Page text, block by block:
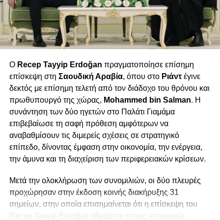
τεχνολογικές συνεργασίες υψηλού επιπέδου. Σε αυτό το
πλαίσιο αποκτούν ιδιαίτερη σημασία διαμορφώσεις όπως
το I2U2 (Ινδία–Ισραήλ–Ηνωμένες Πολιτείες–Ηνωμένα
Αραβικά Εμιράτα), που λειτουργούν ως πλατφόρμες
συντονισμού από την τεχνολογία μέχρι τις υποδομές. Η
γεωπολιτική της περιοχής δεν οργανώνεται πλέον
αποκλειστικά γύρω από παραδοσιακές ισορροπίες
ισχύος, αλλά διαμορφώνεται ολοένα και περισσότερο
μέσω λειτουργικών συμμαχιών που συνδυάζουν
ασφάλεια, διαλειτουργικότητα και έλεγχο κρίσιμων ροών.
Η πιο εμφανής τάση είναι η διαμόρφωση μιας «αλυσίδας»
συνεργασιών που εκτείνεται από τον Ινδικό Ωκεανό έως
την Ανατολική Μεσόγειο, με κομβικά σημεία στο Κέρας της
Αφρικής, στην Ερυθρά Θάλασσα και στον άξονα της
Ανατολικής Μεσογείου. Η αυξανόμενη κινεζική παρουσία
μέσω επενδύσεων σε λιμενικές υποδομές και η
στρατιωτική βάση στο Τζιμπουτί ενίσχυσαν το κίνητρο της
Ινδίας να διευρύνει το αποτύπωμά της. Έτσι, περιοχές
Ο Recep Tayyip Erdoğan πραγματοποίησε επίσημη
επίσκεψη στη Σαουδική Αραβία, όπου στο Ριάντέγινε
δεκτός με επίσημη τελετή από τον διάδοχο του θρόνου και
πρωθυπουργό της χώρας, Mohammed bin Salman. Η
συνάντηση των δύο ηγετών στο Παλάτι Γιαμάμα
επιβεβαίωσε τη σαφή πρόθεση αμφότερων να
αναβαθμίσουν τις διμερείς σχέσεις σε στρατηγικό
επίπεδο, δίνοντας έμφαση στην οικονομία, την ενέργεια,
την άμυνα και τη διαχείριση των περιφερειακών κρίσεων.
Μετά την ολοκλήρωση των συνομιλιών, οι δύο πλευρές
προχώρησαν στην έκδοση κοινής διακήρυξης 31
σημείων, στην οποία επισημαίνεται ότι η επίσκεψη του
Recep Tayyip Erdoğan εδράζεται στους ιστορικούς